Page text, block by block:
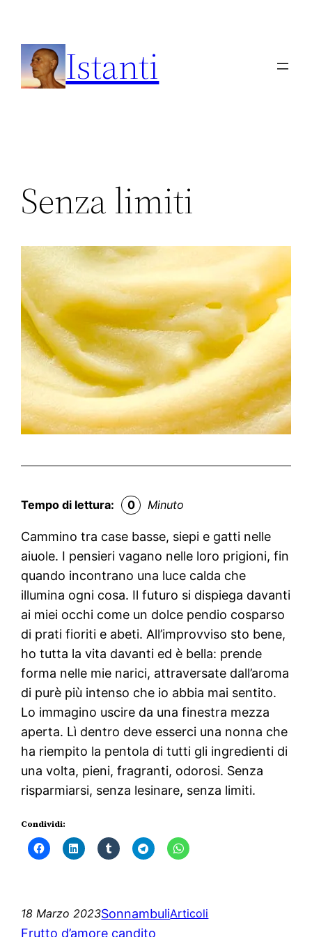
contenuto Istanti
Senza limiti
Tempo di lettura: 0 Minuto
Cammino tra case basse, siepi e gatti nelle
aiuole. I pensieri vagano nelle loro prigioni, fin
quando incontrano una luce calda che
illumina ogni cosa. Il futuro si dispiega davanti
ai miei occhi come un dolce pendio cosparso
di prati fioriti e abeti. All’improvviso sto bene,
ho tutta la vita davanti ed è bella: prende
forma nelle mie narici, attraversate dall’aroma
di purè più intenso che io abbia mai sentito.
Lo immagino uscire da una finestra mezza
aperta. Lì dentro deve esserci una nonna che
ha riempito la pentola di tutti gli ingredienti di
una volta, pieni, fragranti, odorosi. Senza
risparmiarsi, senza lesinare, senza limiti.
Condividi:
18 Marzo 2023SonnambuliArticoli
Frutto d’amore candito